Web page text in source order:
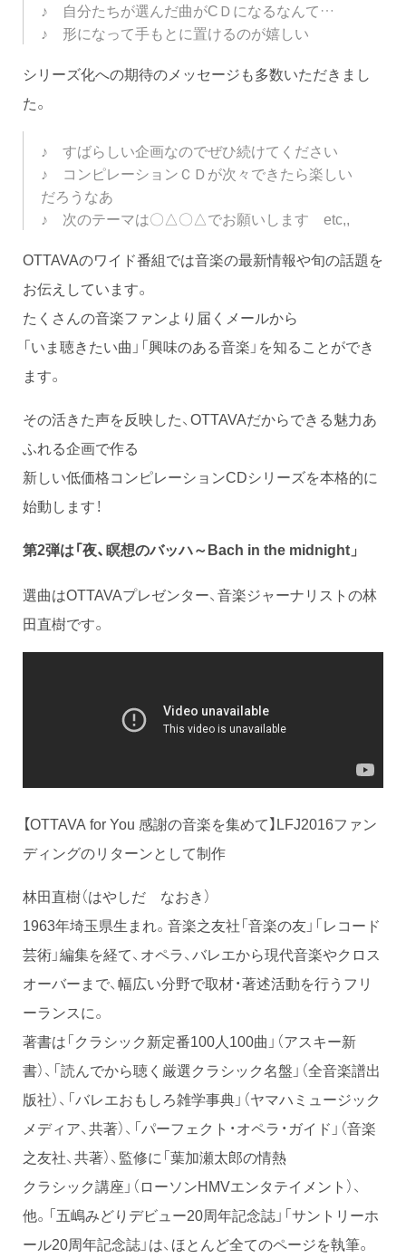
♪ 自分たちが選んだ曲がCＤになるなんて…
♪ 形になって手もとに置けるのが嬉しい
シリーズ化への期待のメッセージも多数いただきまし
た。
♪ すばらしい企画なのでぜひ続けてください
♪ コンピレーションＣＤが次々できたら楽しい
だろうなあ
♪ 次のテーマは〇△〇△でお願いします etc,,
OTTAVAのワイド番組では音楽の最新情報や旬の話題を
お伝えしています。
たくさんの音楽ファンより届くメールから
「いま聴きたい曲」「興味のある音楽」を知ることができ
ます。
その活きた声を反映した、OTTAVAだからできる魅力あ
ふれる企画で作る
新しい低価格コンピレーションCDシリーズを本格的に
始動します！
第2弾は「夜、瞑想のバッハ～ Bach in the midnight 」
選曲はOTTAVAプレゼンター、音楽ジャーナリストの林
田直樹です。
【OTTAVA for You 感謝の音楽を集めて】LFJ2016ファン
ディングのリターンとして制作
林田直樹（はやしだ なおき）
1963年埼玉県生まれ。音楽之友社「音楽の友」「レコード
芸術」編集を経て、オペラ、バレエから現代音楽やクロス
オーバーまで、幅広い分野で取材・著述活動を行うフリ
ーランスに。
著書は「クラシック新定番100人100曲」（アスキー新
書）、「読んでから聴く厳選クラシック名盤」（全音楽譜出
版社）、「バレエおもしろ雑学事典」（ヤマハミュージック
メディア、共著）、「パーフェクト・オペラ・ガイド」（音楽
之友社、共著）、監修に「葉加瀬太郎の情熱
クラシック講座」（ローソンHMVエンタテイメント）、
他。「五嶋みどりデビュー20周年記念誌」「サントリーホ
ール20周年記念誌」は、ほとんど全てのページを執筆。